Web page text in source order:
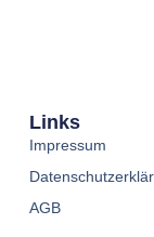
Links
Impressum
AGB